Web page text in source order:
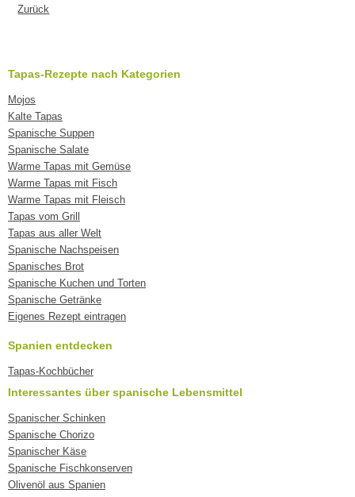
Zurück
Tapas-Rezepte nach Kategorien
Mojos
Kalte Tapas
Spanische Suppen
Spanische Salate
Warme Tapas mit Gemüse
Warme Tapas mit Fisch
Warme Tapas mit Fleisch
Tapas vom Grill
Tapas aus aller Welt
Spanische Nachspeisen
Spanisches Brot
Spanische Kuchen und Torten
Spanische Getränke
Eigenes Rezept eintragen
Spanien entdecken
Tapas-Kochbücher
Interessantes über spanische Lebensmittel
Spanischer Schinken
Spanische Chorizo
Spanischer Käse
Spanische Fischkonserven
Olivenöl aus Spanien